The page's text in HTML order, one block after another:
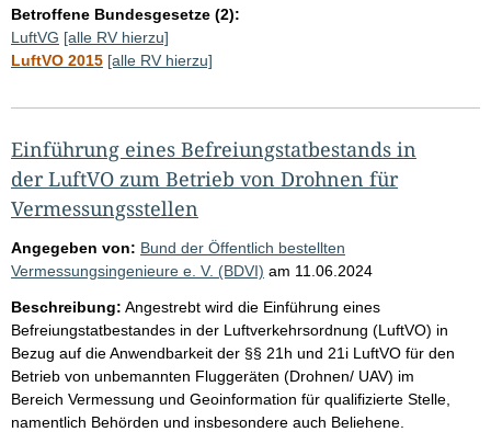
Betroffene Bundesgesetze (2):
LuftVG [alle RV hierzu]
LuftVO 2015 [alle RV hierzu]
Einführung eines Befreiungstatbestands in
der LuftVO zum Betrieb von Drohnen für
Vermessungsstellen
Angegeben von: Bund der Öffentlich bestellten
Vermessungsingenieure e. V. (BDVI) am 11.06.2024
Beschreibung: Angestrebt wird die Einführung eines
Befreiungstatbestandes in der Luftverkehrsordnung (LuftVO) in
Bezug auf die Anwendbarkeit der §§ 21h und 21i LuftVO für den
Betrieb von unbemannten Fluggeräten (Drohnen/ UAV) im
Bereich Vermessung und Geoinformation für qualifizierte Stelle,
namentlich Behörden und insbesondere auch Beliehene.